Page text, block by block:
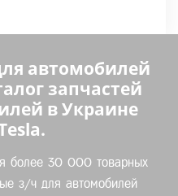
автомобилей
запчастей
в Украине
более 30 000 товарных
з/ч для автомобилей